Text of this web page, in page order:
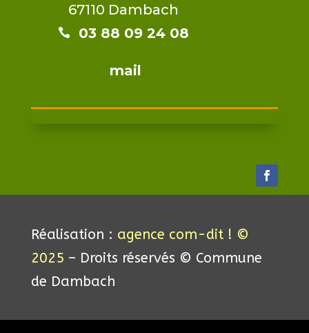
67110 Dambach
 03 88 09 24 08​​
mail
Réalisation : agence com-dit ! ©
2025 – Droits réservés © Commune
de Dambach